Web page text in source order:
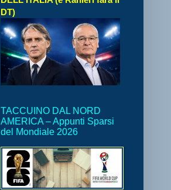
DT)
TACCUINO DAL NORD
AMERICA – Appunti Sparsi
del Mondiale 2026